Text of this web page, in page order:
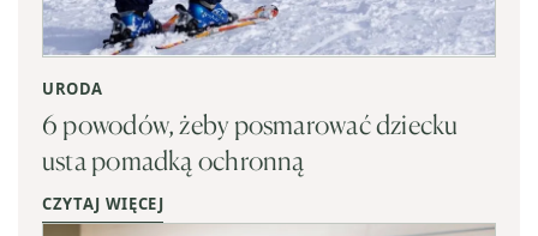
URODA
6 powodów, żeby posmarować dziecku
usta pomadką ochronną
CZYTAJ WIĘCEJ